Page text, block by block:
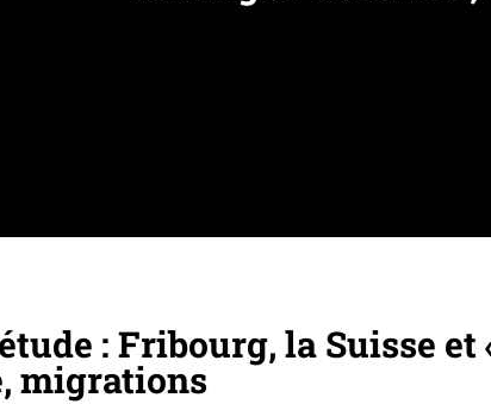
: Fribourg, la Suisse et
migrations